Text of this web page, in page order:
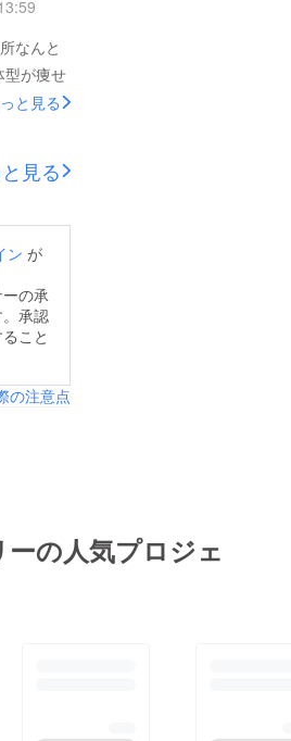
なんと
型が痩せ
・食事制
て楽す
？！？ホ
ない
てる方
と思い
自分も
。浮腫み
も鬱状
がYOSA
と見る
見る
ン が
の承
承認
こと
の注意点
の人気プロジェ